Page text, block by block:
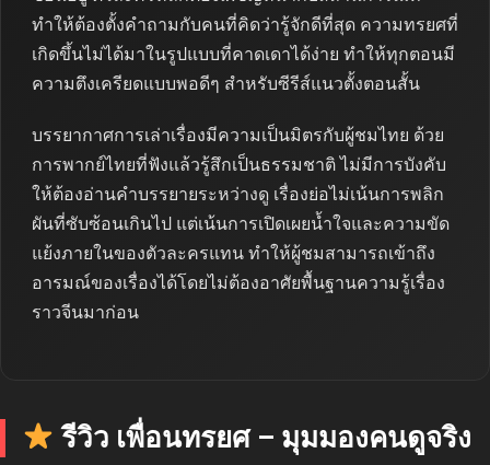
ทำให้ต้องตั้งคำถามกับคนที่คิดว่ารู้จักดีที่สุด ความทรยศที่
เกิดขึ้นไม่ได้มาในรูปแบบที่คาดเดาได้ง่าย ทำให้ทุกตอนมี
ความตึงเครียดแบบพอดีๆ สำหรับซีรีส์แนวตั้งตอนสั้น
บรรยากาศการเล่าเรื่องมีความเป็นมิตรกับผู้ชมไทย ด้วย
การพากย์ไทยที่ฟังแล้วรู้สึกเป็นธรรมชาติ ไม่มีการบังคับ
ให้ต้องอ่านคำบรรยายระหว่างดู เรื่องย่อไม่เน้นการพลิก
ผันที่ซับซ้อนเกินไป แต่เน้นการเปิดเผยน้ำใจและความขัด
แย้งภายในของตัวละครแทน ทำให้ผู้ชมสามารถเข้าถึง
อารมณ์ของเรื่องได้โดยไม่ต้องอาศัยพื้นฐานความรู้เรื่อง
ราวจีนมาก่อน
รีวิว เพื่อนทรยศ – มุมมองคนดูจริง